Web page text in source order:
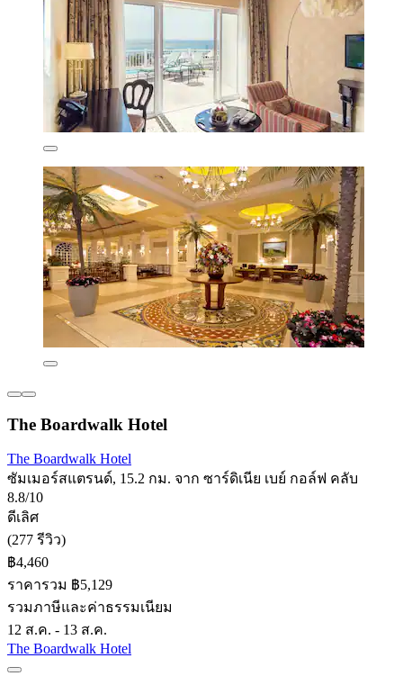
The Boardwalk Hotel
The Boardwalk Hotel
ซัมเมอร์สแตรนด์, 15.2 กม. จาก ซาร์ดิเนีย เบย์ กอล์ฟ คลับ
8.8/10
ดีเลิศ
(277 รีวิว)
฿4,460
ราคารวม ฿5,129
รวมภาษีและค่าธรรมเนียม
12 ส.ค. - 13 ส.ค.
The Boardwalk Hotel